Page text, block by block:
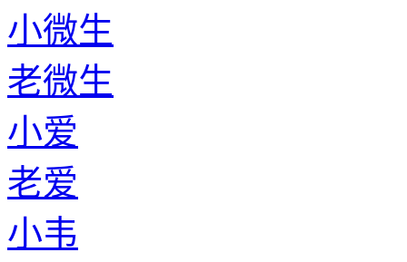
小微生
老微生
小爱
老爱
小韦